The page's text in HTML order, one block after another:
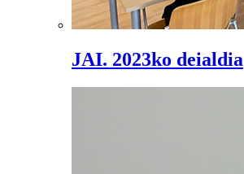
JAI. 2023ko deialdia